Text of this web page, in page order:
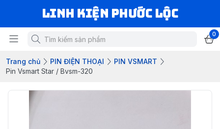
LINH KIỆN PHƯỚC LỘC
0
Trang chủ PIN ĐIỆN THOẠI
PIN VSMART
Pin Vsmart Star / Bvsm-320